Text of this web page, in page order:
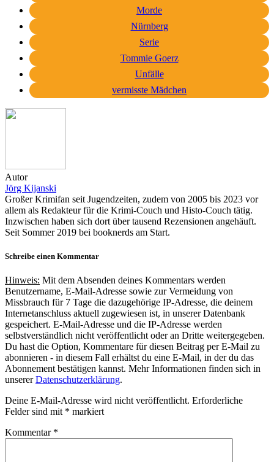
Morde
Nürnberg
Serie
Tommie Goerz
Unfälle
vermisste Mädchen
Autor
Jörg Kijanski
Großer Krimifan seit Jugendzeiten, zudem von 2005 bis 2023 vor
allem als Redakteur für die Krimi-Couch und Histo-Couch tätig.
Inzwischen haben sich dort über tausend Rezensionen angehäuft.
Seit Sommer 2019 bei booknerds am Start.
Schreibe einen Kommentar
Hinweis: Mit dem Absenden deines Kommentars werden
Benutzername, E-Mail-Adresse sowie zur Vermeidung von
Missbrauch für 7 Tage die dazugehörige IP-Adresse, die deinem
Internetanschluss aktuell zugewiesen ist, in unserer Datenbank
gespeichert. E-Mail-Adresse und die IP-Adresse werden
selbstverständlich nicht veröffentlicht oder an Dritte weitergegeben.
Du hast die Option, Kommentare für diesen Beitrag per E-Mail zu
abonnieren - in diesem Fall erhältst du eine E-Mail, in der du das
Abonnement bestätigen kannst. Mehr Informationen finden sich in
unsererDatenschutzerklärung.
Deine E-Mail-Adresse wird nicht veröffentlicht. Erforderliche
Felder sind mit * markiert
Kommentar *